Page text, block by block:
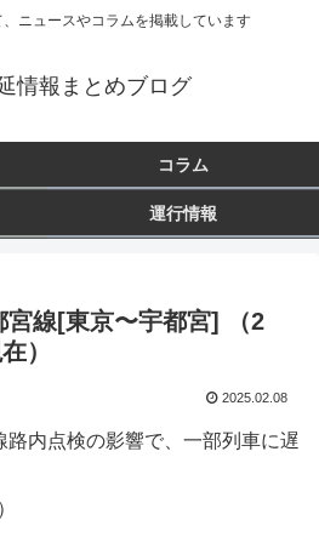
ニュースやコラムを掲載しています
情報まとめブログ
コラム
運行情報
宮線[東京〜宇都宮] （2
）
2025.02.08
路内点検の影響で、一部列車に遅